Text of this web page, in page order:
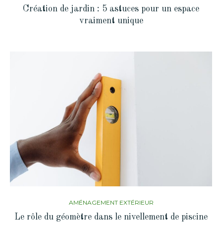
Création de jardin : 5 astuces pour un espace
vraiment unique
AMÉNAGEMENT EXTÉRIEUR
Le rôle du géomètre dans le nivellement de piscine